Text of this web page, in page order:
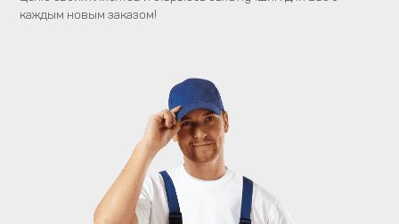
каждым новым заказом!